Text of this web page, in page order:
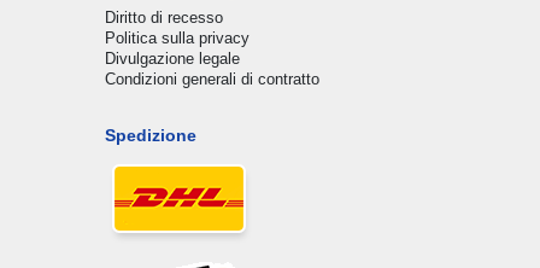
Diritto di recesso
Politica sulla privacy
Divulgazione legale
Condizioni generali di contratto
Spedizione